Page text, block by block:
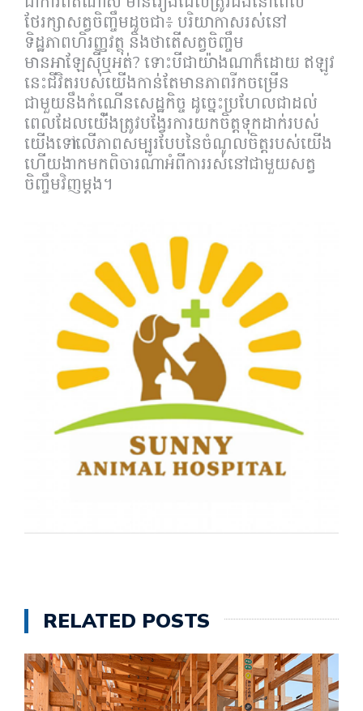
ថែរក្សាសត្វចិញ្ចឹមដូចជា៖ បរិយាកាសរស់នៅ
ទិដ្ឋភាពហិរញ្ញវត្ថុ និងថាតើសត្វចិញ្ចឹម
មានអាឡែសុីឬអត់? ទោះបីជាយ៉ាងណាក៏ដោយ ឥឡូវ
នេះជីវិតរបស់យើងកាន់តែមានភាពរីកចម្រើន
ជាមួយនឹងកំណើនសេដ្ឋកិច្ច ដូច្នេះប្រហែលជាដល់
ពេលដែលយើ់ងត្រូវបង្វែរការយកចិត្តទុកដាក់របស់
យើងទៅលើភាពសម្បូរបែបនៃចំណូលចិត្តរបស់យើង
ហើយងាកមកពិចារណាអំពីការរស់នៅជាមួយសត្វ
ចិញ្ចឹមវិញម្តង។
RELATED POSTS